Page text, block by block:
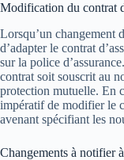
Modification du contrat
Lorsqu’un changement
d’adapter le contrat
sur la police
contrat soit souscrit au
protection mutuelle. En
impératif de modifier le
avenant spécifiant les
Changements à notifier